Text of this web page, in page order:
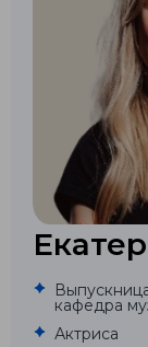
кафедра
Актриса